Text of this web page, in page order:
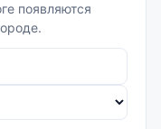
появляются